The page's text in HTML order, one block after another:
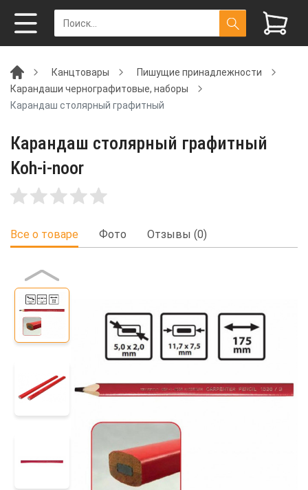
Канцтовары
Пишущие принадлежности
Карандаши чернографитовые, наборы
Карандаш столярный графитный
Карандаш столярный графитный
Koh-i-noor
Все о товаре Фото Отзывы (0)